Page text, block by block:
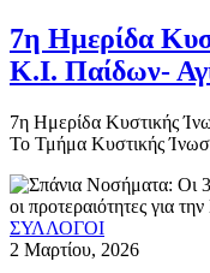
7η Ημερίδα
Κ.Ι. Παίδων-
7η Ημερίδα Κυστικής
Το Τμήμα Κυστικής
ΣΥΛΛΟΓΟΙ
2 Μαρτίου, 2026